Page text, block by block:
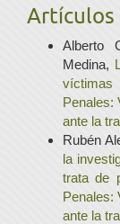
Artículos
Alberto
Medina,
víctimas
Penales:
ante la
Rubén
la
trata de
Penales:
ante la